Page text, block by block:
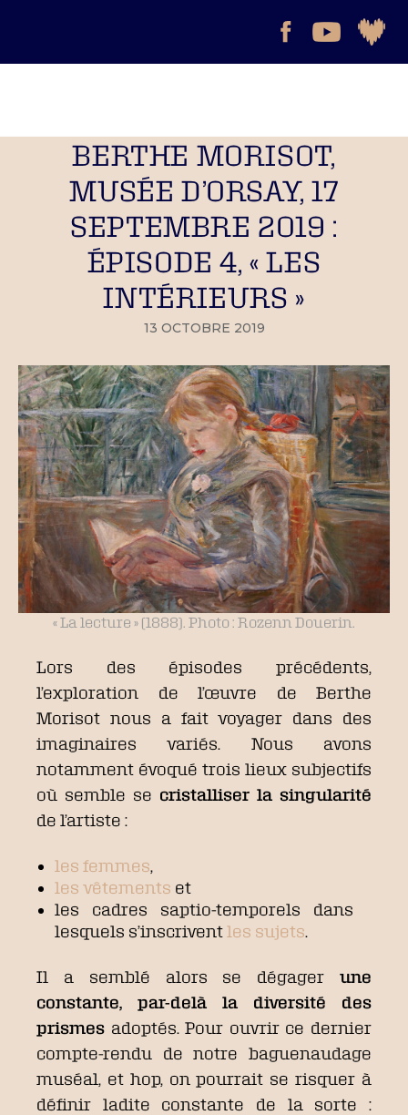
BERTHE MORISOT,
MUSÉE D’ORSAY, 17
SEPTEMBRE 2019 :
ÉPISODE 4, « LES
INTÉRIEURS »
13 OCTOBRE 2019
« La lecture » (1888). Photo : Rozenn Douerin.
Lors des épisodes précédents,
l’exploration de l’œuvre de Berthe
Morisot nous a fait voyager dans des
imaginaires variés. Nous avons
notamment évoqué trois lieux subjectifs
où semble se cristalliser la singularité
de l’artiste :
les femmes,
les vêtements et
les cadres saptio-temporels dans
lesquels s’inscrivent les sujets.
Il a semblé alors se dégager une
constante, par-delà la diversité des
prismes adoptés. Pour ouvrir ce dernier
compte-rendu de notre baguenaudage
muséal, et hop, on pourrait se risquer à
définir ladite constante de la sorte :